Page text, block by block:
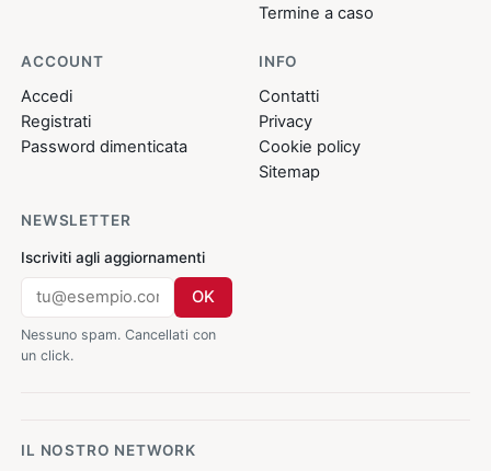
Termine a caso
ACCOUNT
Accedi
Registrati
Password dimenticata
INFO
Contatti
Privacy
Cookie policy
Sitemap
NEWSLETTER
Iscriviti agli aggiornamenti
OK
Nessuno spam. Cancellati con
un click.
IL NOSTRO NETWORK